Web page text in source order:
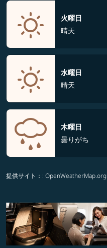
火曜日
晴天
水曜日
晴天
木曜日
曇りがち
提供サイト： : OpenWeatherMap.org